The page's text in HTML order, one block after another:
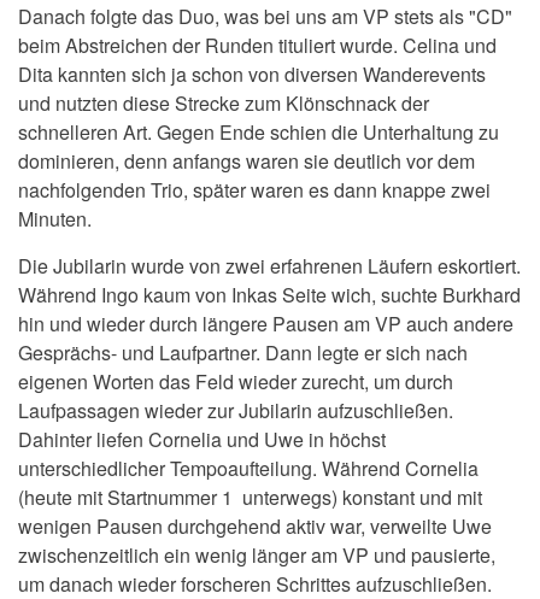
Danach folgte das Duo, was bei uns am VP stets als "CD"
beim Abstreichen der Runden tituliert wurde. Celina und
Dita kannten sich ja schon von diversen Wanderevents
und nutzten diese Strecke zum Klönschnack der
schnelleren Art. Gegen Ende schien die Unterhaltung zu
dominieren, denn anfangs waren sie deutlich vor dem
nachfolgenden Trio, später waren es dann knappe zwei
Minuten.
Die Jubilarin wurde von zwei erfahrenen Läufern eskortiert.
Während Ingo kaum von Inkas Seite wich, suchte Burkhard
hin und wieder durch längere Pausen am VP auch andere
Gesprächs- und Laufpartner. Dann legte er sich nach
eigenen Worten das Feld wieder zurecht, um durch
Laufpassagen wieder zur Jubilarin aufzuschließen.
Dahinter liefen Cornelia und Uwe in höchst
unterschiedlicher Tempoaufteilung. Während Cornelia
(heute mit Startnummer 1 unterwegs) konstant und mit
wenigen Pausen durchgehend aktiv war, verweilte Uwe
zwischenzeitlich ein wenig länger am VP und pausierte,
um danach wieder forscheren Schrittes aufzuschließen.